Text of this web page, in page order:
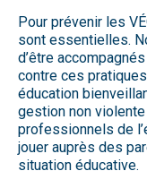
Pour prévenir les
sont essentielles.
d’être
contre ces
éducation
gestion non
professionnels de
jouer auprès des
situation éducative.